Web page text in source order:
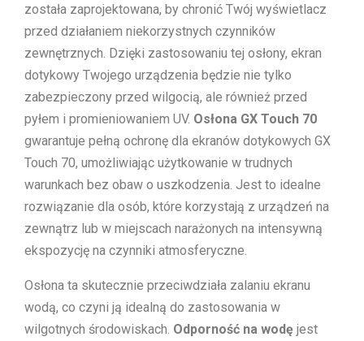
została zaprojektowana, by chronić Twój wyświetlacz
przed działaniem niekorzystnych czynników
zewnętrznych. Dzięki zastosowaniu tej osłony, ekran
dotykowy Twojego urządzenia będzie nie tylko
zabezpieczony przed wilgocią, ale również przed
pyłem i promieniowaniem UV. Osłona GX Touch 70
gwarantuje pełną ochronę dla ekranów dotykowych GX
Touch 70, umożliwiając użytkowanie w trudnych
warunkach bez obaw o uszkodzenia. Jest to idealne
rozwiązanie dla osób, które korzystają z urządzeń na
zewnątrz lub w miejscach narażonych na intensywną
ekspozycję na czynniki atmosferyczne.
Osłona ta skutecznie przeciwdziała zalaniu ekranu
wodą, co czyni ją idealną do zastosowania w
wilgotnych środowiskach. Odporność na wodę jest